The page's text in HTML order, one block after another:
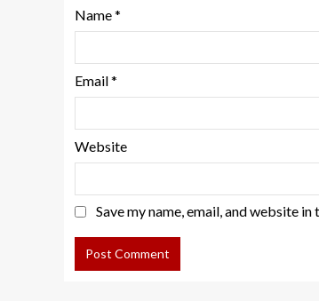
Name*
Email*
Website
Save my name, email, and website